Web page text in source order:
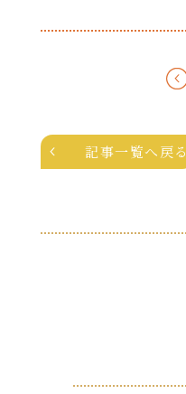
記事一覧へ戻る